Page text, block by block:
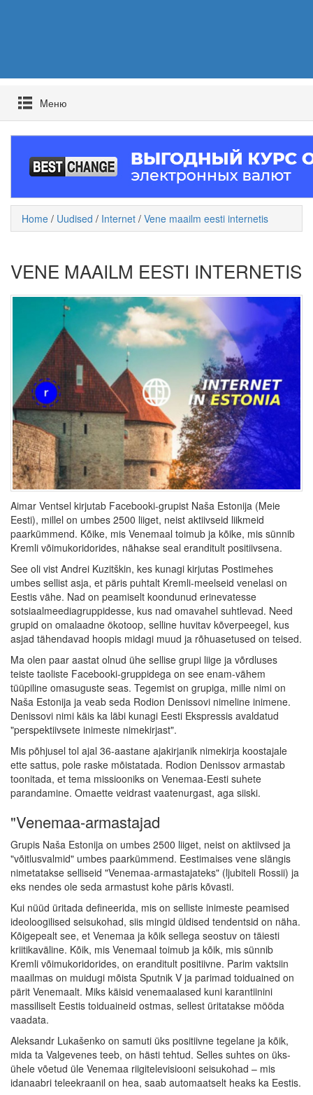
Mеню
Home / Uudised / Internet / Vene maailm eesti internetis
VENE MAAILM EESTI INTERNETIS
Aimar Ventsel kirjutab Facebooki-grupist Naša Estonija (Meie
Eesti), millel on umbes 2500 liiget, neist aktiivseid liikmeid
paarkümmend. Kõike, mis Venemaal toimub ja kõike, mis sünnib
Kremli võimukoridorides, nähakse seal eranditult positiivsena.
See oli vist Andrei Kuzitškin, kes kunagi kirjutas Postimehes
umbes sellist asja, et päris puhtalt Kremli-meelseid venelasi on
Eestis vähe. Nad on peamiselt koondunud erinevatesse
sotsiaalmeediagruppidesse, kus nad omavahel suhtlevad. Need
grupid on omalaadne ökotoop, selline huvitav kõverpeegel, kus
asjad tähendavad hoopis midagi muud ja rõhuasetused on teised.
Ma olen paar aastat olnud ühe sellise grupi liige ja võrdluses
teiste taoliste Facebooki-gruppidega on see enam-vähem
tüüpiline omasuguste seas. Tegemist on grupiga, mille nimi on
Naša Estonija ja veab seda Rodion Denissovi nimeline inimene.
Denissovi nimi käis ka läbi kunagi Eesti Ekspressis avaldatud
"perspektiivsete inimeste nimekirjast".
Mis põhjusel tol ajal 36-aastane ajakirjanik nimekirja koostajale
ette sattus, pole raske mõistatada. Rodion Denissov armastab
toonitada, et tema missiooniks on Venemaa-Eesti suhete
parandamine. Omaette veidrast vaatenurgast, aga siiski.
"Venemaa-armastajad
Grupis Naša Estonija on umbes 2500 liiget, neist on aktiivsed ja
"võitlusvalmid" umbes paarkümmend. Eestimaises vene slängis
nimetatakse selliseid "Venemaa-armastajateks" (ljubiteli Rossii) ja
eks nendes ole seda armastust kohe päris kõvasti.
Kui nüüd üritada defineerida, mis on selliste inimeste peamised
ideoloogilised seisukohad, siis mingid üldised tendentsid on näha.
Kõigepealt see, et Venemaa ja kõik sellega seostuv on täiesti
kriitikaväline. Kõik, mis Venemaal toimub ja kõik, mis sünnib
Kremli võimukoridorides, on eranditult positiivne. Parim vaktsiin
maailmas on muidugi mõista Sputnik V ja parimad toiduained on
pärit Venemaalt. Miks käisid venemaalased kuni karantiinini
massiliselt Eestis toiduaineid ostmas, sellest üritatakse mööda
vaadata.
Aleksandr Lukašenko on samuti üks positiivne tegelane ja kõik,
mida ta Valgevenes teeb, on hästi tehtud. Selles suhtes on üks-
ühele võetud üle Venemaa riigitelevisiooni seisukohad – mis
idanaabri teleekraanil on hea, saab automaatselt heaks ka Eestis.